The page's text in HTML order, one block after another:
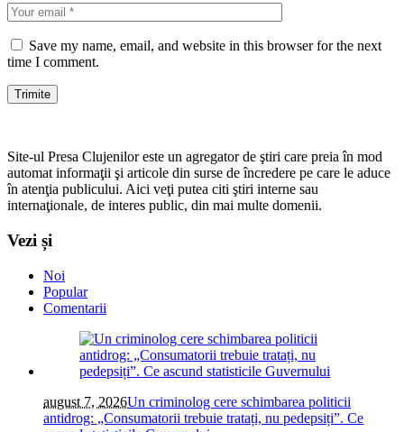
Save my name, email, and website in this browser for the next
time I comment.
Site-ul Presa Clujenilor este un agregator de ştiri care preia în mod
automat informaţii şi articole din surse de încredere pe care le aduce
în atenţia publicului. Aici veţi putea citi ştiri interne sau
internaţionale, de interes public, din mai multe domenii.
Vezi și
Noi
Popular
Comentarii
august 7, 2026Un criminolog cere schimbarea politicii
antidrog: „Consumatorii trebuie tratați, nu pedepsiți”. Ce